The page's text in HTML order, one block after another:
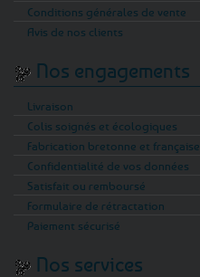
Conditions générales de vente
Avis de nos clients
Nos engagements
Livraison
Colis soignés et écologiques
Fabrication bretonne et française
Confidentialité de vos données
Satisfait ou remboursé
Formulaire de rétractation
Paiement sécurisé
Nos services